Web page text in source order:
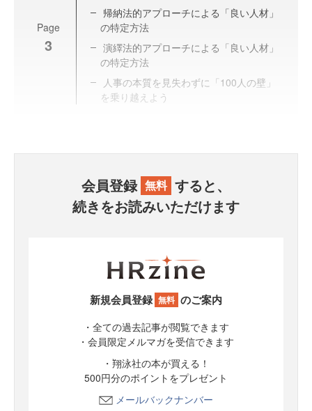
Page
3
帰納法的アプローチによる「良い人材」
の特定方法
演繹法的アプローチによる「良い人材」
の特定方法
人事の本質を見失わずに「100人の壁」
を乗り越えよう
会員登録 無料 すると、
続きをお読みいただけます
新規会員登録 無料 のご案内
・全ての過去記事が閲覧できます
・会員限定メルマガを受信できます
・翔泳社の本が買える！
500円分のポイントをプレゼント
メールバックナンバー